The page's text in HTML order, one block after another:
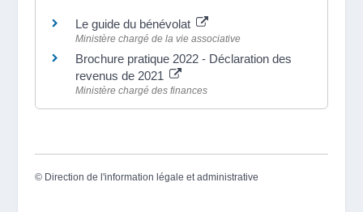
Le guide du bénévolat
Ministère chargé de la vie associative
Brochure pratique 2022 - Déclaration des
revenus de 2021
Ministère chargé des finances
© Direction de l'information légale et administrative